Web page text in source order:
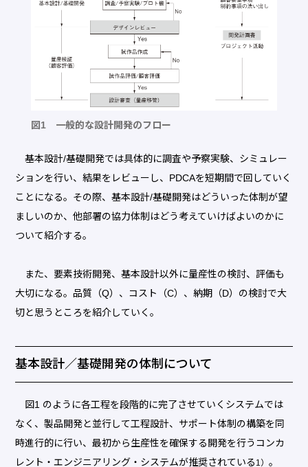
図1 一般的な設計開発のフロー
基本設計/基礎開発では具体的に調査や予察実験、シミュレー
ションを行い、結果をレビューし、PDCAを短期間で回していく
ことになる。その際、基本設計/基礎開発はどういった体制が望
ましいのか、他部署の協力体制はどう考えていけばよいのかに
ついて紹介する。
また、要素技術開発、基本設計以外に量産性の検討、評価も
大切になる。品質（Q）、コスト（C）、納期（D）の検討で大
切と思うところを紹介していく。
基本設計／基礎開発の体制について
図1 のように各工程を段階的に完了させていくシステムでは
なく、製品開発と並行して工程設計、サポート体制の構築を同
時進行的に行い、最初から生産性を確保する開発を行うコンカ
レント・エンジニアリング・システムが推奨されている 1）。